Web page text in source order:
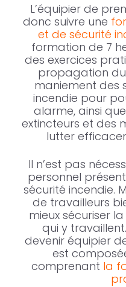
L’équipier de
donc suivre une
et de sécurité
formation de 7
des exercices
propagation
maniement des
incendie pour
alarme, ainsi
extincteurs et des
lutter
Il n’est pas
personnel
sécurité incendie.
de travailleurs
mieux sécuriser
qui y
devenir équipier
est
comprenant la